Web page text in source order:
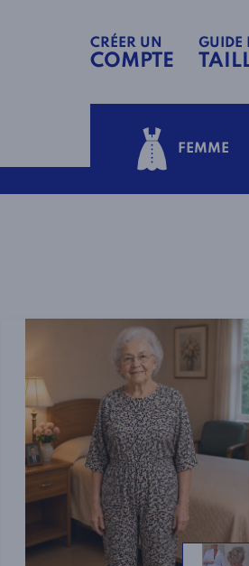
CRÉER UN
COMPTE
GUIDE
FEMME